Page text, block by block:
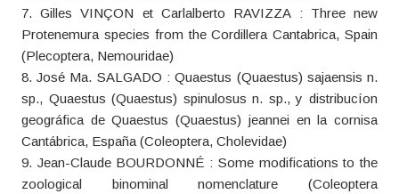
7. Gilles VINÇON et Carlalberto RAVIZZA : Three new
Protenemura species from the Cordillera Cantabrica, Spain
(Plecoptera, Nemouridae)
8. José Ma. SALGADO : Quaestus (Quaestus) sajaensis n.
sp., Quaestus (Quaestus) spinulosus n. sp., y distribucíon
geográfica de Quaestus (Quaestus) jeannei en la cornisa
Cantábrica, España (Coleoptera, Cholevidae)
9. Jean-Claude BOURDONNÉ : Some modifications to the
zoological binominal nomenclature (Coleoptera